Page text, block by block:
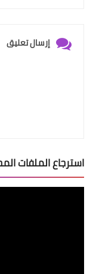
إرسال تعليق
استرجاع الملفات